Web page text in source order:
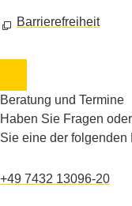
Barrierefreiheit
Beratung und Termine
Haben Sie Fragen
Sie eine der folgenden
+49 7432 13096-20